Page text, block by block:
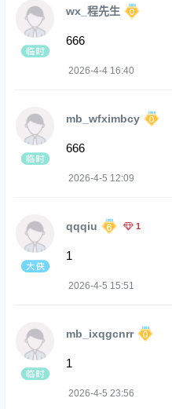
wx_程先生
666
2026-4-4 16:40
mb_wfximbcy
666
2026-4-5 12:09
qqqiu 1
1
2026-4-5 15:51
mb_ixqgcnrr
1
2026-4-5 23:56